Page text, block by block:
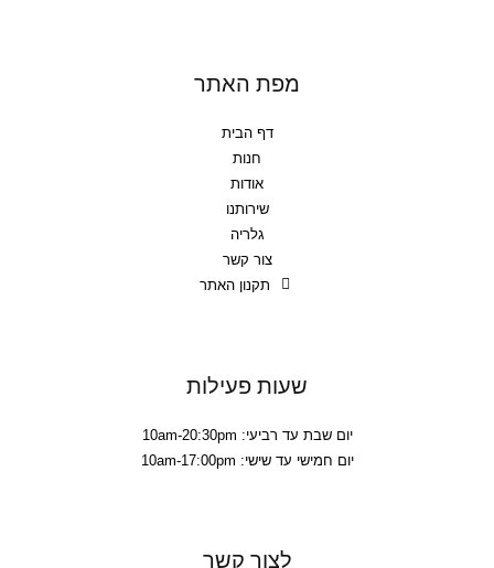
מפת האתר
דף הבית
חנות
אודות
שירותנו
גלריה
צור קשר
תקנון האתר
שעות פעילות
יום שבת עד רביעי: 10am-20:30pm
יום חמישי עד שישי: 10am-17:00pm